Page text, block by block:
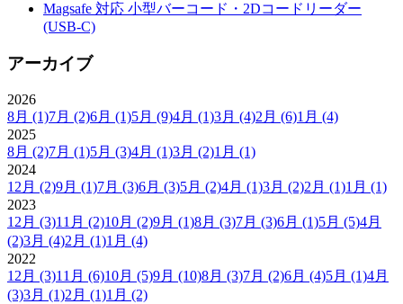
Magsafe 対応 小型バーコード・2Dコードリーダー
(USB-C)
アーカイブ
2026
8月 (1)7月 (2)6月 (1)5月 (9)4月 (1)3月 (4)2月 (6)1月 (4)
2025
8月 (2)7月 (1)5月 (3)4月 (1)3月 (2)1月 (1)
2024
12月 (2)9月 (1)7月 (3)6月 (3)5月 (2)4月 (1)3月 (2)2月 (1)1月 (1)
2023
12月 (3)11月 (2)10月 (2)9月 (1)8月 (3)7月 (3)6月 (1)5月 (5)4月
(2)3月 (4)2月 (1)1月 (4)
2022
12月 (3)11月 (6)10月 (5)9月 (10)8月 (3)7月 (2)6月 (4)5月 (1)4月
(3)3月 (1)2月 (1)1月 (2)